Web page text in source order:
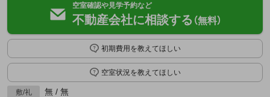
空室確認や見学予約など
不動産会社に相談する （無料）
初期費用を教えてほしい
空室状況を教えてほしい
敷/礼 無 / 無